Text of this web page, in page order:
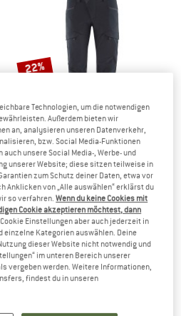
22%
KLÄTTERMUSEN
Women's Misty 2.0 Pants
Trekkinghose
279,95 €218,36 €
(0)
Technologien, um die notwendigen
Außerdem bieten wir
an, analysieren unseren Datenverkehr,
bzw. Social Media-Funktionen
unsere Social Media-, Werbe- und
unserer Website; diese sitzen teilweise in
zum Schutz deiner Daten, etwa vor
Anklicken von „Alle auswählen“ erklärst du
so verfahren.Wenn du keine Cookies mit
Cookie akzeptieren möchtest, dann
Einstellungen aber auch jederzeit in
einzelne Kategorien auswählen. Deine
dieser Website nicht notwendig und
im unteren Bereich unserer
vergeben werden. Weitere Informationen,
findest du in unseren